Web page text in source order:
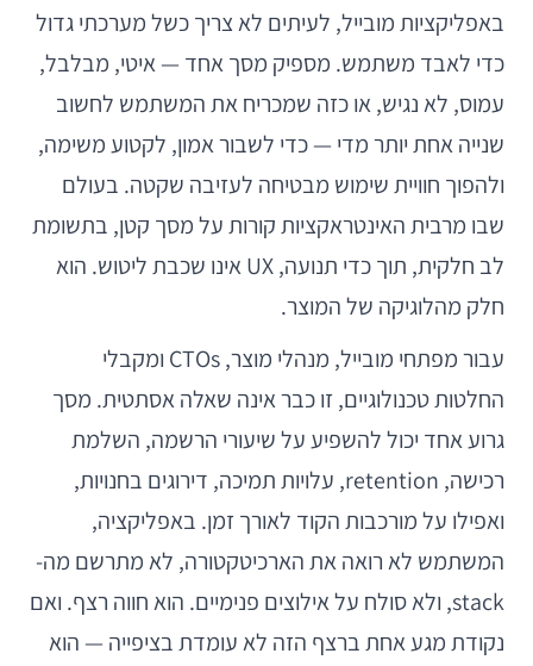
באפליקציות מובייל, לעיתים לא צריך כשל מערכתי גדול
כדי לאבד משתמש. מספיק מסך אחד — איטי, מבלבל,
עמוס, לא נגיש, או כזה שמכריח את המשתמש לחשוב
שנייה אחת יותר מדי — כדי לשבור אמון, לקטוע משימה,
ולהפוך חוויית שימוש מבטיחה לעזיבה שקטה. בעולם
שבו מרבית האינטראקציות קורות על מסך קטן, בתשומת
לב חלקית, תוך כדי תנועה, UX אינו שכבת ליטוש. הוא
חלק מהלוגיקה של המוצר.
עבור מפתחי מובייל, מנהלי מוצר, CTOs ומקבלי
החלטות טכנולוגיים, זו כבר אינה שאלה אסתטית. מסך
גרוע אחד יכול להשפיע על שיעורי הרשמה, השלמת
רכישה, retention, עלויות תמיכה, דירוגים בחנויות,
ואפילו על מורכבות הקוד לאורך זמן. באפליקציה,
המשתמש לא רואה את הארכיטקטורה, לא מתרשם מה-
stack, ולא סולח על אילוצים פנימיים. הוא חווה רצף. ואם
נקודת מגע אחת ברצף הזה לא עומדת בציפייה — הוא